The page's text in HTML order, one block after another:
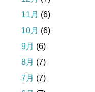
11月 (6)
10月 (6)
9月 (6)
8月 (7)
7月 (7)